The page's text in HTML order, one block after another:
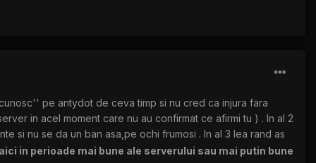
pe antydot de ceva timp si nu cred ca injura fara
in acel moment care nu au confirmat ce afirmi tu ) . In al 2
si nu se da un ban asa,pe ochi frumosi . In al 3 lea rand as
in perioade mai bune ale serverului sau mai putin bune